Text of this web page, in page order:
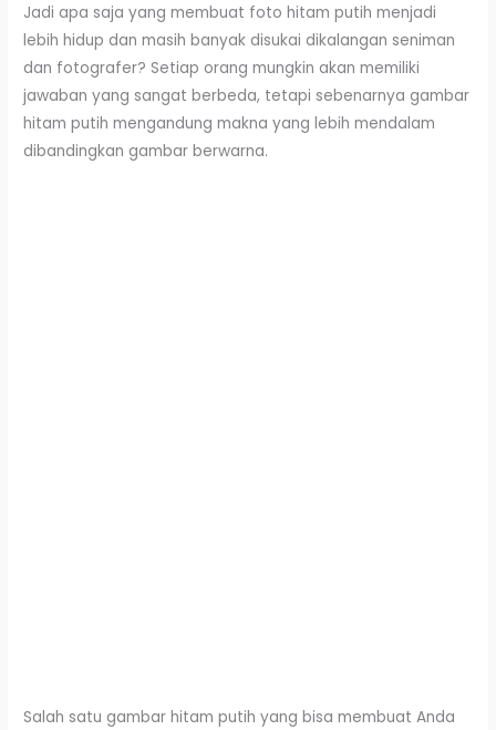
Jadi apa saja yang membuat foto hitam putih menjadi
lebih hidup dan masih banyak disukai dikalangan seniman
dan fotografer? Setiap orang mungkin akan memiliki
jawaban yang sangat berbeda, tetapi sebenarnya gambar
hitam putih mengandung makna yang lebih mendalam
dibandingkan gambar berwarna.
Salah satu gambar hitam putih yang bisa membuat Anda